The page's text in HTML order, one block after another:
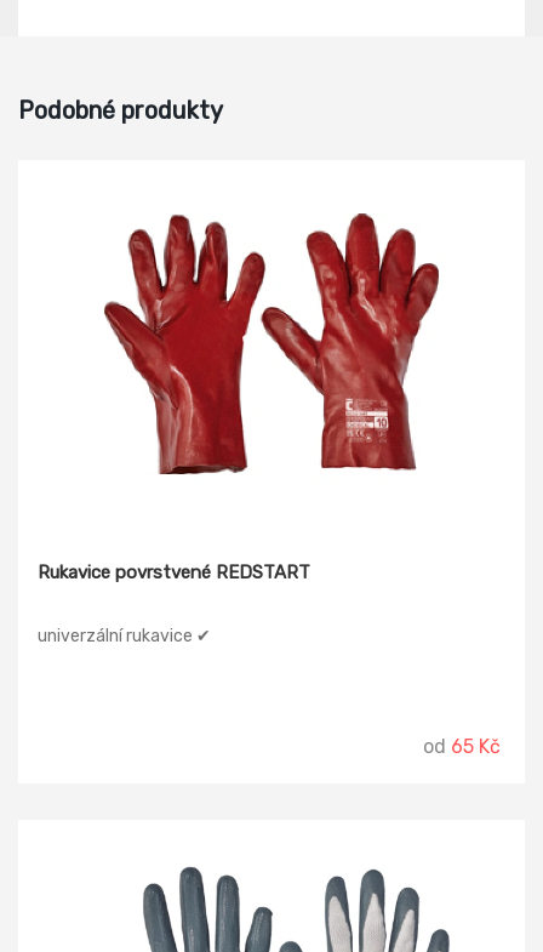
Podobné produkty
Rukavice povrstvené REDSTART
univerzální rukavice ✔
od 65 Kč